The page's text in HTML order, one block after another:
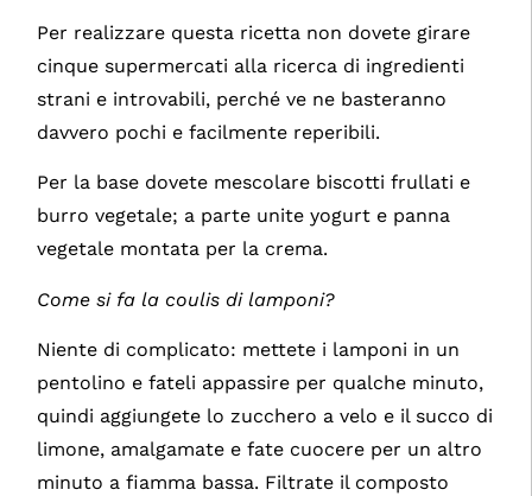
Per realizzare questa ricetta non dovete girare
cinque supermercati alla ricerca di ingredienti
strani e introvabili, perché ve ne basteranno
davvero pochi e facilmente reperibili.
Per la base dovete mescolare biscotti frullati e
burro vegetale; a parte unite yogurt e panna
vegetale montata per la crema.
Come si fa la coulis di lamponi?
Niente di complicato: mettete i lamponi in un
pentolino e fateli appassire per qualche minuto,
quindi aggiungete lo zucchero a velo e il succo di
limone, amalgamate e fate cuocere per un altro
minuto a fiamma bassa. Filtrate il composto